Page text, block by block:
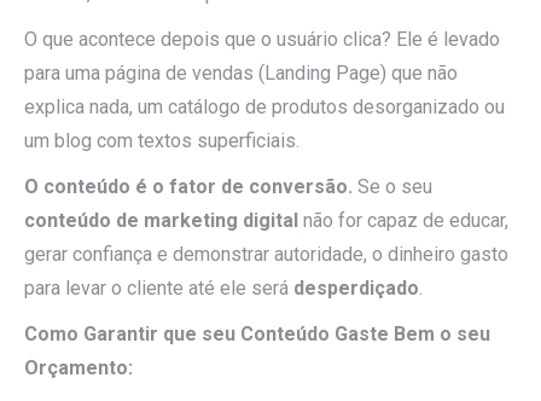
O que acontece depois que o usuário clica? Ele é levado
para uma página de vendas (Landing Page) que não
explica nada, um catálogo de produtos desorganizado ou
um blog com textos superficiais.
O conteúdo é o fator de conversão. Se o seu
conteúdo de marketing digital não for capaz de educar,
gerar confiança e demonstrar autoridade, o dinheiro gasto
para levar o cliente até ele será desperdiçado.
Como Garantir que seu Conteúdo Gaste Bem o seu
Orçamento: